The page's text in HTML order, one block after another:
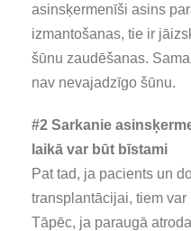
asinsķermenīši asins
izmantošanas, tie ir
šūnu zaudēšanas.
nav nevajadzīgo šūnu.
#2 Sarkanie
laikā var būt bīstami
Pat tad, ja pacients un
transplantācijai, tiem
Tāpēc, ja paraugā